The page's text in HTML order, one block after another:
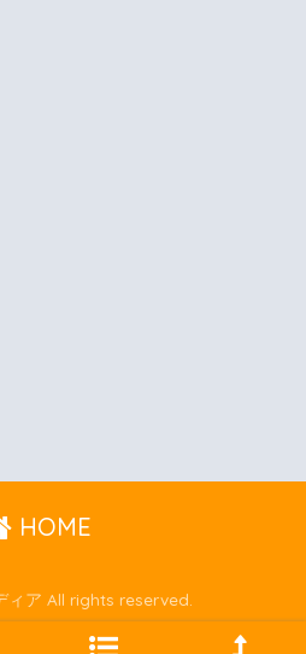
HOME
ィア All rights reserved.